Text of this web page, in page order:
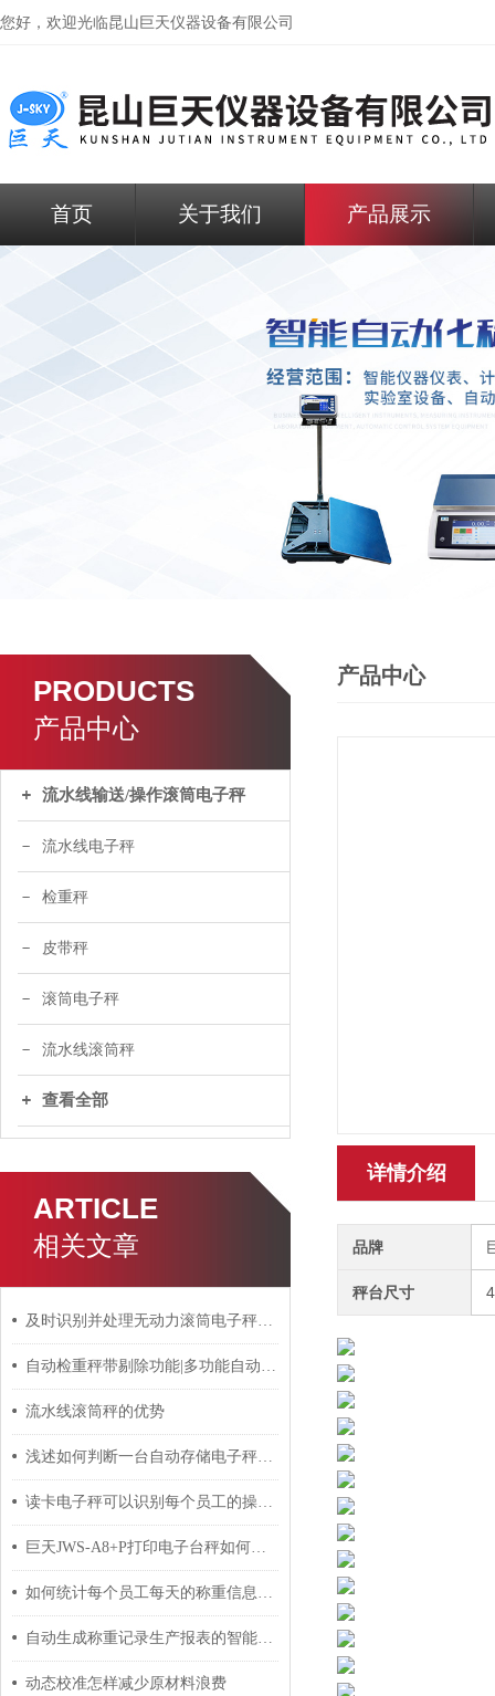
您好，欢迎光临昆山巨天仪器设备有限公司
首页 关于我们 产品展示
PRODUCTS
产品中心
流水线输送/操作滚筒电子秤
流水线电子秤
检重秤
皮带秤
滚筒电子秤
流水线滚筒秤
查看全部
ARTICLE
相关文章
及时识别并处理无动力滚筒电子秤故障问题有助于维持称重精度
自动检重秤带剔除功能|多功能自动重检机优势
流水线滚筒秤的优势
浅述如何判断一台自动存储电子秤的好坏
读卡电子秤可以识别每个员工的操作记录吗？
巨天JWS-A8+P打印电子台秤如何设置时间日期？
如何统计每个员工每天的称重信息报表分别刷卡计件？
自动生成称重记录生产报表的智能电子秤功能简介
动态校准怎样减少原材料浪费
产品中心
详情介绍
品牌
秤台尺寸